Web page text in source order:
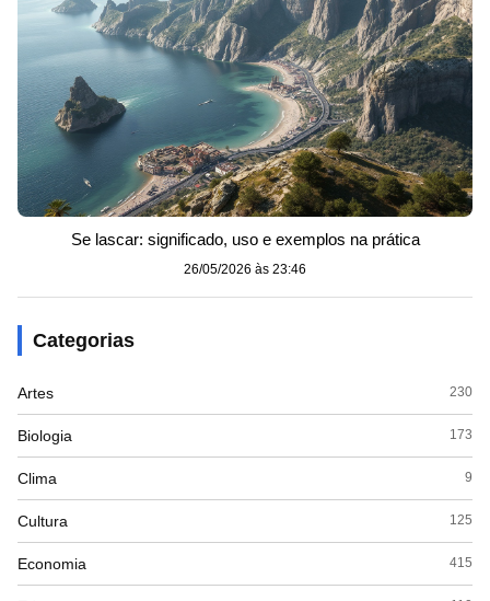
Se lascar: significado, uso e exemplos na prática
26/05/2026 às 23:46
Categorias
Artes 230
Biologia 173
Clima 9
Cultura 125
Economia 415